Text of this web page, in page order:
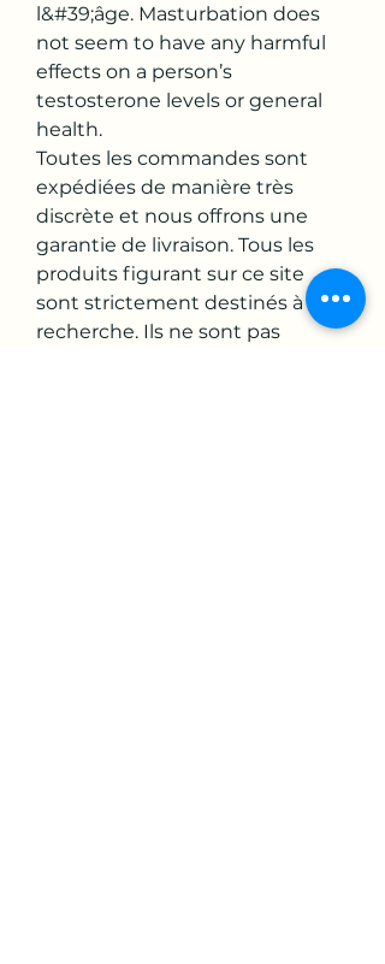
l&#39;âge. Masturbation does
not seem to have any harmful
effects on a person’s
testosterone levels or general
health.
Toutes les commandes sont
expédiées de manière très
discrète et nous offrons une
garantie de livraison. Tous les
produits figurant sur ce site
sont strictement destinés à la
recherche. Ils ne sont pas